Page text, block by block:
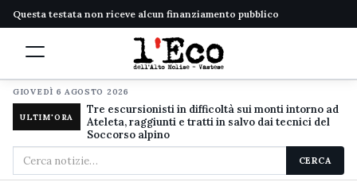
Questa testata non riceve alcun finanziamento pubblico
GIOVEDÌ 6 AGOSTO 2026
ULTIM'ORA
Tre escursionisti in difficoltà sui monti intorno ad
Ateleta, raggiunti e tratti in salvo dai tecnici del
Soccorso alpino
Cerca
nel
CERCA